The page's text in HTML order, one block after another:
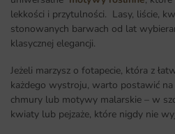
lekkości i przytulności. Lasy, liście,
stonowanych barwach od lat
klasycznej elegancji.
Jeżeli marzysz o fotapecie, która z
każdego wystroju, warto postawić
chmury lub motywy malarskie – w
kwiaty lub pejzaże, które nigdy nie